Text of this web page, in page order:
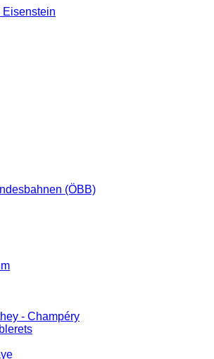
Eisenstein
(ÖBB)
- Champéry